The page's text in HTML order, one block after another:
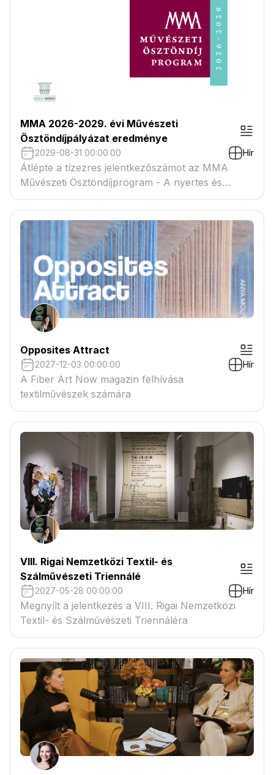
MMA 2026-2029. évi Művészeti
Ösztöndíjpályázat eredménye
2029-08-31 00:00:00 Hír
Átlépte a tízezres jelentkezőszámot az MMA
Művészeti Ösztöndíjprogram - A nyertes és
tartaléklistás pályázók névsora megtekinthető a
csatolmányban
Opposites Attract
2027-12-03 00:00:00 Hír
A Fiber Art Now magazin felhívása
textilművészek számára
VIII. Rigai Nemzetközi Textil- és
Szálművészeti Triennálé
2027-05-28 00:00:00 Hír
Megnyílt a jelentkezés a VIII. Rigai Nemzetközi
Textil- és Szálművészeti Triennáléra